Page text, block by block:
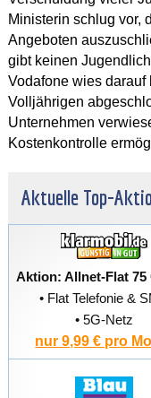
Ministerin schlug vor,
Angeboten
gibt keinen
Vodafone wies darauf
Volljährigen
Unternehmen
Kostenkontrolle
Aktuelle Top-
Aktion: Allnet-Flat 75
• Flat Telefonie &
• 5G-Netz
nur 9,99 € pro